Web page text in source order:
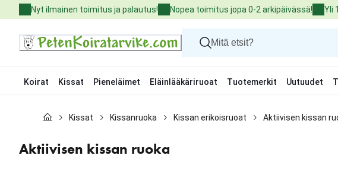
to
Nyt ilmainen toimitus ja palautus! Nopea toimitus jopa 0-2 arkipäivässä! Yli
Koirat Kissat Pieneläimet Eläinlääkäriruoat Tuotemerkit Uutuudet
Kissat
Eläinlääkäriruoat
Tuotemerkit
Kissat Kissanruoka Kissan erikoisruoat Aktiivisen kissan
Aktiivisen kissan ruoka